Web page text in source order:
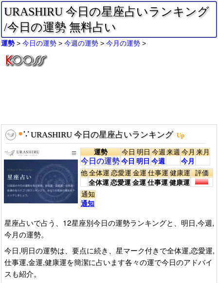
URASHIRU 今日の星座占いランキング
/今日の運勢 無料占い
運勢 今日の運勢 今週の運勢 今月の運勢
●∵URASHIRU 今日の星座占いランキング Up
運勢
今日の運勢
今日
今日
明日
明日
今週
今週
来週今月
今月
来月
他全体運
全体運
恋愛運
恋愛運
金運
金運
仕事運
仕事運
健康運
健康運
評価
通知
通知
星座占いで占う、12星座別今日の運勢ランキングと、明日,今週,
今月の運勢。
今日,明日の運勢は、要点に続き、星マーク付きで全体運,恋愛運,
仕事運,金運,健康運を簡潔に占います各々の運で今日のアドバイ
スも紹介。